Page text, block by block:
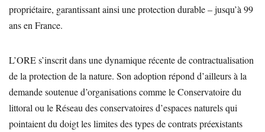
propriétaire, garantissant ainsi une protection durable – jusqu’à 99
ans en France.
L’ORE s’inscrit dans une dynamique récente de contractualisation
de la protection de la nature. Son adoption répond d’ailleurs à la
demande soutenue d’organisations comme le Conservatoire du
littoral ou le Réseau des conservatoires d’espaces naturels qui
pointaient du doigt les limites des types de contrats préexistants